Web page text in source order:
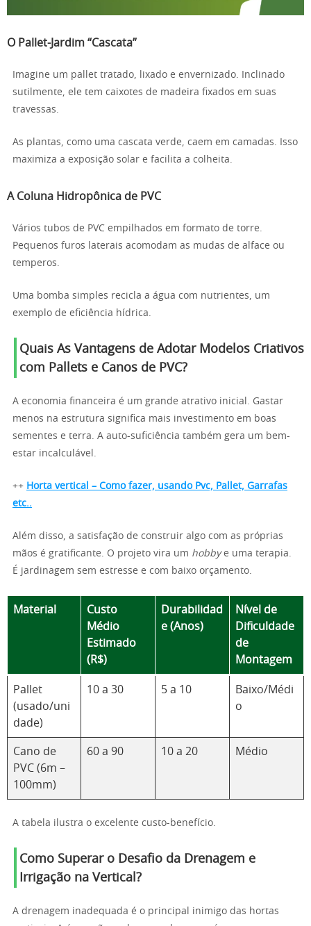
O Pallet-Jardim “Cascata”
Imagine um pallet tratado, lixado e envernizado. Inclinado
sutilmente, ele tem caixotes de madeira fixados em suas
travessas.
As plantas, como uma cascata verde, caem em camadas. Isso
maximiza a exposição solar e facilita a colheita.
A Coluna Hidropônica de PVC
Vários tubos de PVC empilhados em formato de torre.
Pequenos furos laterais acomodam as mudas de alface ou
temperos.
Uma bomba simples recicla a água com nutrientes, um
exemplo de eficiência hídrica.
Quais As Vantagens de Adotar Modelos Criativos
com Pallets e Canos de PVC?
A economia financeira é um grande atrativo inicial. Gastar
menos na estrutura significa mais investimento em boas
sementes e terra. A auto-suficiência também gera um bem-
estar incalculável.
++ Horta vertical – Como fazer, usando Pvc, Pallet, Garrafas
etc..
Além disso, a satisfação de construir algo com as próprias
mãos é gratificante. O projeto vira um hobbye uma terapia.
É jardinagem sem estresse e com baixo orçamento.
Material
Custo
Médio
Estimado
(R$)
Durabilidad
e (Anos)
Nível de
Dificuldade
de
Montagem
Pallet
(usado/uni
dade)
10 a 30 5 a 10
Baixo/Médi
o
Cano de
PVC (6m –
100mm)
60 a 90 10 a 20 Médio
A tabela ilustra o excelente custo-benefício.
Como Superar o Desafio da Drenagem e
Irrigação na Vertical?
A drenagem inadequada é o principal inimigo das hortas